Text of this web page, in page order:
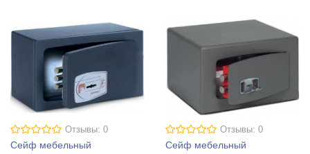
Отзывы: 0
Сейф мебельный
Отзывы: 0
Сейф мебельный